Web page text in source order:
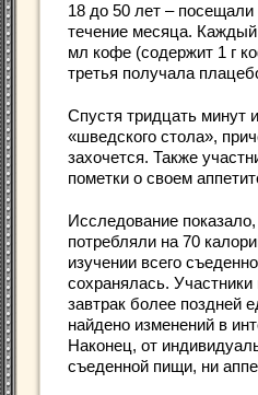
18 до 50 лет –
течение месяца. Каждый
мл кофе (содержит 1 г
третья получала
Спустя тридцать минут
«шведского стола»,
захочется. Также
пометки о своем
Исследование
потребляли на 70
изучении всего
сохранялась.
завтрак более поздней
найдено изменений в
Наконец, от
съеденной пищи, ни